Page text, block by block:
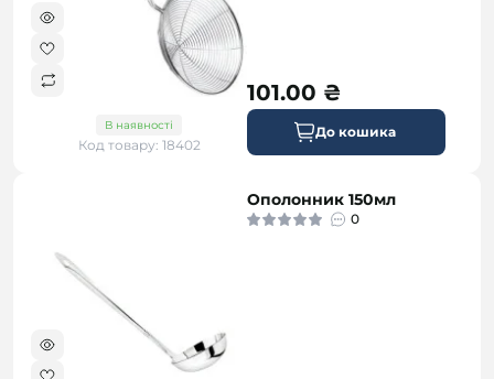
В наявності
Код товару: 18402
101.00 ₴
До кошика
Ополонник 150мл
0